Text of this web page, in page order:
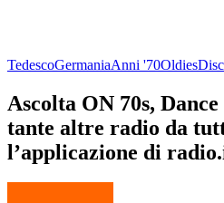
TedescoGermaniaAnni '70Oldies
Ascolta ON 70s,
tante altre radio da
l’applicazione di